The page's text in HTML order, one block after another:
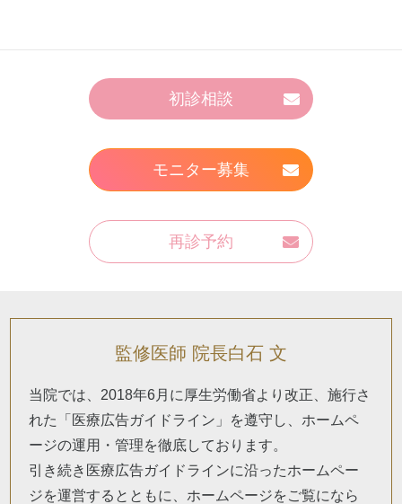
初診相談
モニター募集
再診予約
監修医師 院長白石 文
当院では、2018年6月に厚生労働省より改正、施行さ
れた「医療広告ガイドライン」を遵守し、ホームペ
ージの運用・管理を徹底しております。
引き続き医療広告ガイドラインに沿ったホームペー
ジを運営するとともに、ホームページをご覧になら